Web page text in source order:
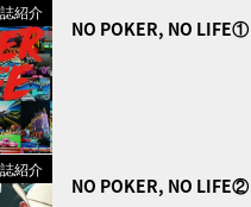
紹介
NO POKER, NO LIFE①
紹介
NO POKER, NO LIFE②